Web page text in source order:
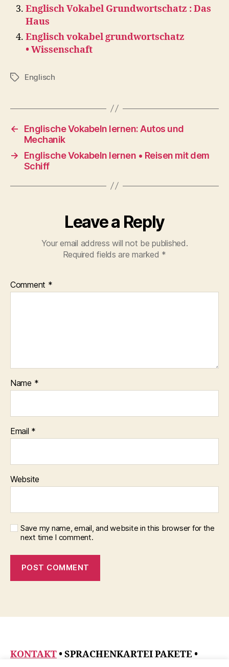
Englisch Vokabel Grundwortschatz : Das
Haus
Englisch vokabel grundwortschatz
• Wissenschaft
TagsEnglisch
←
Englische Vokabeln lernen: Autos und
Mechanik
→
Englische Vokabeln lernen • Reisen mit dem
Schiff
Leave a Reply
Your email address will not be published.
Required fields are marked *
Comment *
Name *
Email *
Website
Save my name, email, and website in this browser for the
next time I comment.
KONTAKT • SPRACHENKARTEI PAKETE •